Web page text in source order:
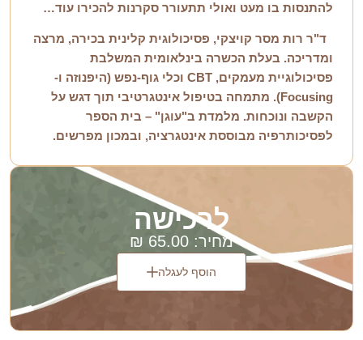
להתנסות בו מעט ואולי תתעורר סקרנות להכירו עוד…
ד"ר רות מסר קויצקי, פסיכולוגית קלינית בכירה, מרצה
ומדריכה. בעלת הכשרה בינלאומית המשלבת
פסיכולוגיית מעמקים, CBT וכלי גוף-נפש (היפנוזה ו-
Focusing). מתמחה בטיפול אינטגרטיבי תוך דגש על
הקשבה ונוכחות. מלמדת ב"עוגן" – בית הספר
לפסיכותרפיה מבוססת אינטגרציה, ובמכון מפרשים.
לרכישה
מחיר: 65.00
₪
הוסף לעגלה